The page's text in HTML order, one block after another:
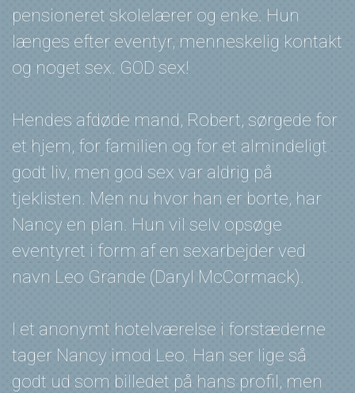
pensioneret skolelærer og enke. Hun
længes efter eventyr, menneskelig kontakt
og noget sex. GOD sex!
Hendes afdøde mand, Robert, sørgede for
et hjem, for familien og for et almindeligt
godt liv, men god sex var aldrig på
tjeklisten. Men nu hvor han er borte, har
Nancy en plan. Hun vil selv opsøge
eventyret i form af en sexarbejder ved
navn Leo Grande (Daryl McCormack).
I et anonymt hotelværelse i forstæderne
tager Nancy imod Leo. Han ser lige så
godt ud som billedet på hans profil, men